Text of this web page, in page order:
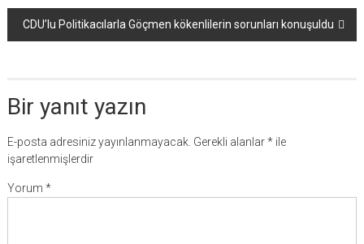
dolaşımı
CDU’lu Politikacılarla Göçmen kökenlilerin sorunları konuşuldu
Bir yanıt yazın
E-posta adresiniz yayınlanmayacak. Gerekli alanlar*ile
işaretlenmişlerdir
Yorum *